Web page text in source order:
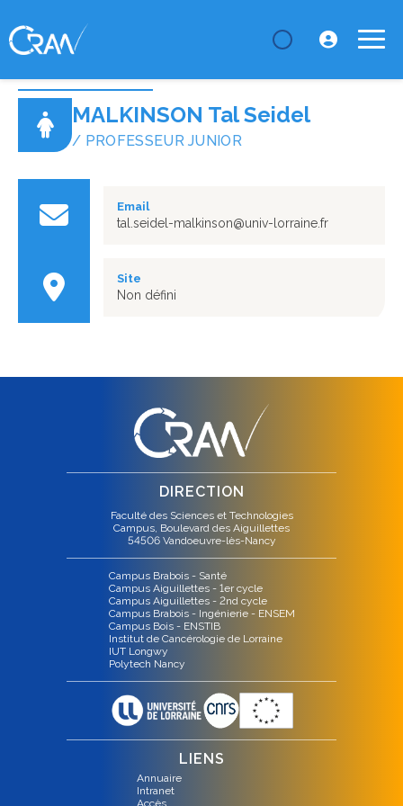
MALKINSON Tal Seidel
/ PROFESSEUR JUNIOR
Email
tal.seidel-malkinson@univ-lorraine.fr
Site
Non défini
DIRECTION
Faculté des Sciences et Technologies
Campus, Boulevard des Aiguillettes
54506 Vandoeuvre-lès-Nancy
Campus Brabois - Santé
Campus Aiguillettes - 1er cycle
Campus Aiguillettes - 2nd cycle
Campus Brabois - Ingénierie - ENSEM
Campus Bois - ENSTIB
Institut de Cancérologie de Lorraine
IUT Longwy
Polytech Nancy
LIENS
Annuaire
Intranet
Accès